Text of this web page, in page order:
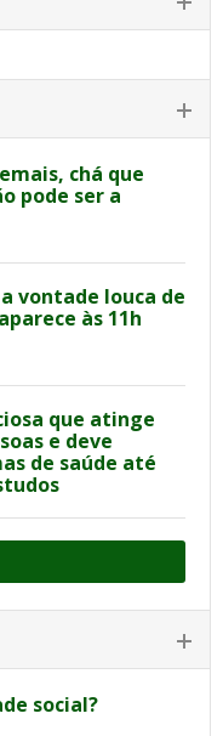
chá que
pode ser a
vontade louca de
às 11h
que atinge
e deve
de saúde até
social?